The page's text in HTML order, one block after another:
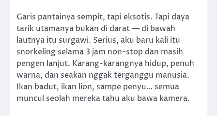
Garis pantainya sempit, tapi eksotis. Tapi daya
tarik utamanya bukan di darat — di bawah
lautnya itu surgawi. Serius, aku baru kali itu
snorkeling selama 3 jam non-stop dan masih
pengen lanjut. Karang-karangnya hidup, penuh
warna, dan seakan nggak terganggu manusia.
Ikan badut, ikan lion, sampe penyu… semua
muncul seolah mereka tahu aku bawa kamera.